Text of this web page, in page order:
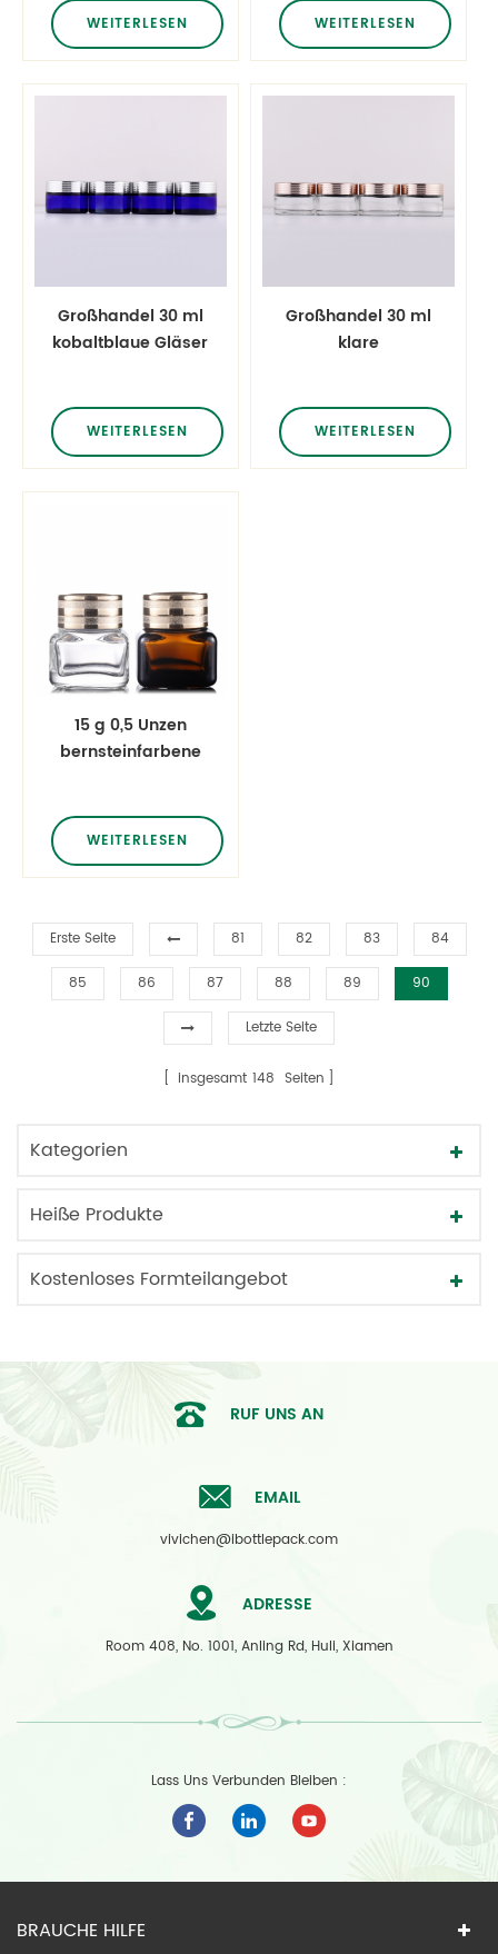
のシャンプーのローシ
ョンのトナーのびん
WEITERLESEN
Gesichtscreme
Augencreme
Feuchtigkeitscreme
Flaschen
WEITERLESEN
Großhandel 30 ml
kobaltblaue Gläser
Gesichtscreme
Augencreme
Feuchtigkeitscreme
WEITERLESEN
Großhandel 30 ml
klare
Zelldeckel
Gesichtscreme
Augencreme
WEITERLESEN
15 g 0,5 Unzen
bernsteinfarbene
goldenem Deckel
Gesichtscreme
Augencreme
Hautpflege Gläser
WEITERLESEN
Erste Seite 81 82 83 84
85 86 87 88 89 90
Letzte Seite
insgesamt 148 Seiten
Kategorien
Heiße Produkte
Kostenloses Formteilangebot
RUF UNS AN
EMAIL
vivichen@ibottlepack.com
ADRESSE
Room 408, No. 1001, Anling Rd, Huli, Xiamen
Lass Uns Verbunden Bleiben :
BRAUCHE HILFE